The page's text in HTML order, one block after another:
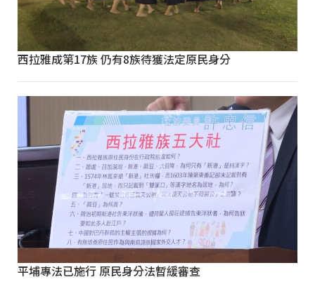
西拉雅成第17族 仍有8族待獲法定原民身分
平埔專法已施行 原民身分法暫緩審查